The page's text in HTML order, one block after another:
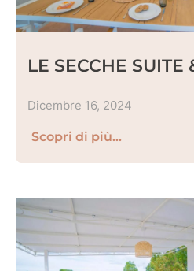
LE SECCHE SUITE
Dicembre 16, 2024
Scopri di più...